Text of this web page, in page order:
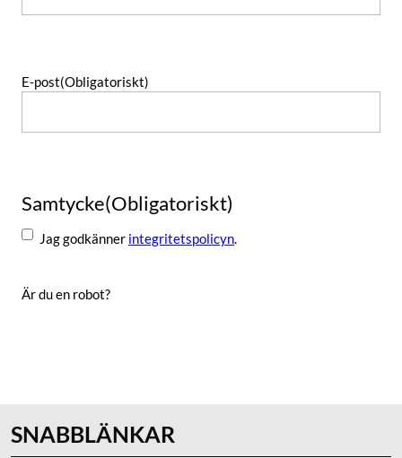
E-post(Obligatoriskt)
Samtycke(Obligatoriskt)
Jag godkänner integritetspolicyn.
Är du en robot?
SNABBLÄNKAR